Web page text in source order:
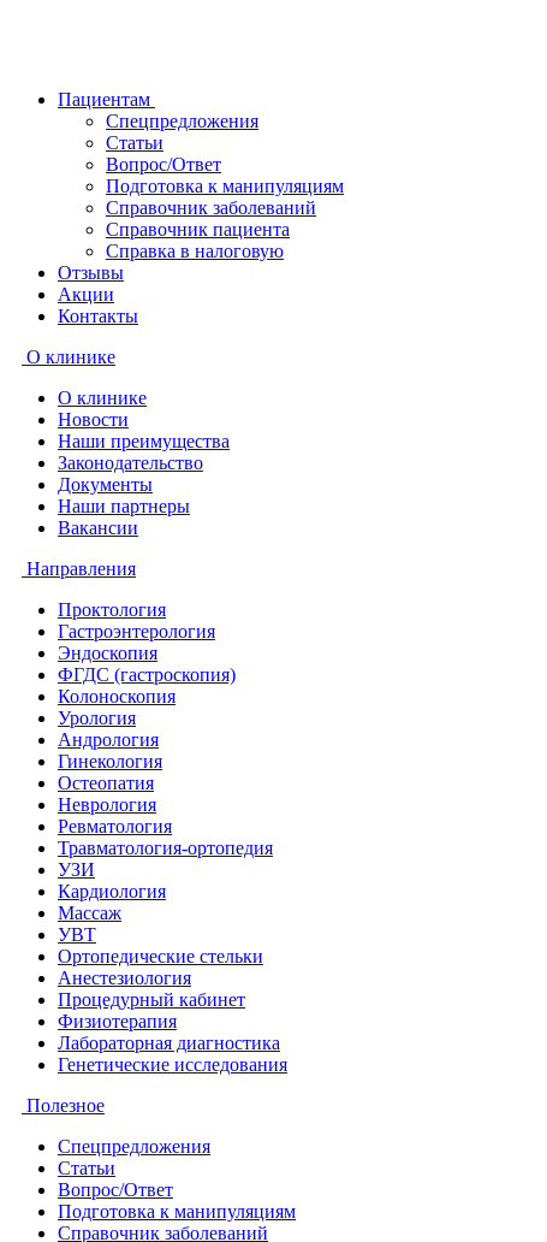
Пациентам
Спецпредложения
Статьи
Вопрос/Ответ
Подготовка к манипуляциям
Справочник заболеваний
Справочник пациента
Справка в налоговую
Отзывы
Акции
Контакты
О клинике
О клинике
Новости
Наши преимущества
Законодательство
Документы
Наши партнеры
Вакансии
Направления
Проктология
Гастроэнтерология
Эндоскопия
ФГДС (гастроскопия)
Колоноскопия
Урология
Андрология
Гинекология
Остеопатия
Неврология
Ревматология
Травматология-ортопедия
УЗИ
Кардиология
Массаж
УВТ
Ортопедические стельки
Анестезиология
Процедурный кабинет
Физиотерапия
Лабораторная диагностика
Генетические исследования
Полезное
Спецпредложения
Статьи
Вопрос/Ответ
Подготовка к манипуляциям
Справочник заболеваний